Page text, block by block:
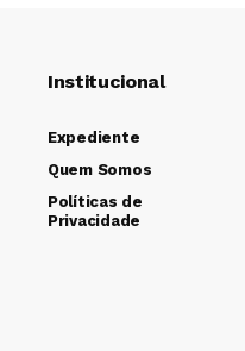
Institucional
Expediente
Quem Somos
Políticas de
Privacidade